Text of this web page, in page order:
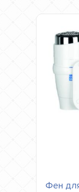
Фен